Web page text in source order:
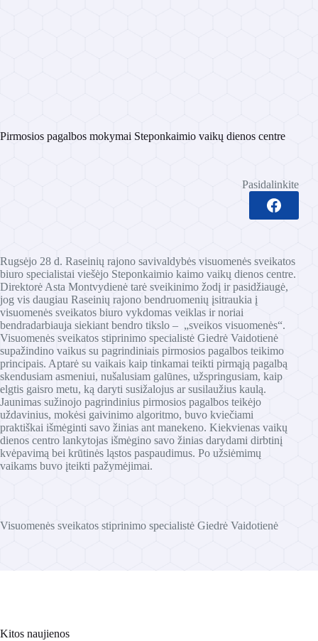
Pirmosios pagalbos mokymai Steponkaimio vaikų dienos centre
Pasidalinkite
Rugsėjo 28 d. Raseinių rajono savivaldybės visuomenės sveikatos
biuro specialistai viešėjo Steponkaimio kaimo vaikų dienos centre.
Direktorė Asta Montvydienė tarė sveikinimo žodį ir pasidžiaugė,
jog vis daugiau Raseinių rajono bendruomenių įsitraukia į
visuomenės sveikatos biuro vykdomas veiklas ir noriai
bendradarbiauja siekiant bendro tikslo – „sveikos visuomenės“.
Visuomenės sveikatos stiprinimo specialistė Giedrė Vaidotienė
supažindino vaikus su pagrindiniais pirmosios pagalbos teikimo
principais. Aptarė su vaikais kaip tinkamai teikti pirmąją pagalbą
skendusiam asmeniui, nušalusiam galūnes, užspringusiam, kaip
elgtis gaisro metu, ką daryti susižalojus ar susilaužius kaulą.
Jaunimas sužinojo pagrindinius pirmosios pagalbos teikėjo
uždavinius, mokėsi gaivinimo algoritmo, buvo kviečiami
praktiškai išmėginti savo žinias ant manekeno. Kiekvienas vaikų
dienos centro lankytojas išmėgino savo žinias darydami dirbtinį
kvėpavimą bei krūtinės ląstos paspaudimus. Po užsiėmimų
vaikams buvo įteikti pažymėjimai.
Visuomenės sveikatos stiprinimo specialistė Giedrė Vaidotienė
Kitos naujienos